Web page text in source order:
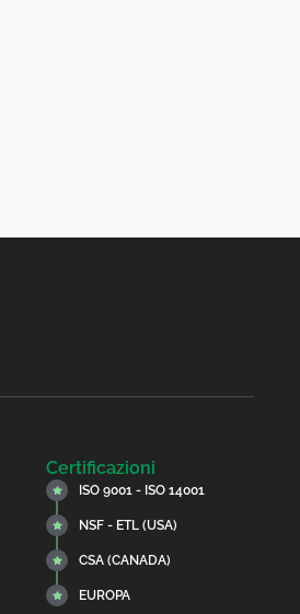
Certificazioni
ISO 9001 - ISO 14001
NSF - ETL (USA)
CSA (CANADA)
EUROPA